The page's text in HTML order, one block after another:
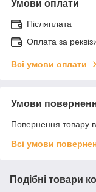
Умови оплати
Післяплата
Оплата за
Всі умови оплати
Умови
Повернення товару
Всі умови
Подібні товари